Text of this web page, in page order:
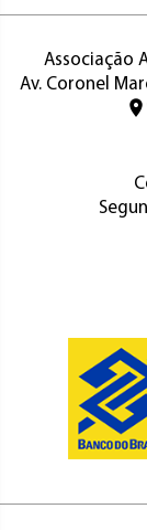
Associação
Av. Coronel